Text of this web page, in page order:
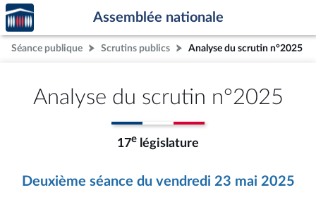
Aller au contenu
Aller en bas de la page
Accèder
à la
page
d'accueil
Assemblée nationale
Séance publique Scrutins publics Analyse du scrutin n°2025
Analyse du scrutin n°2025
17e législature
Deuxième séance du vendredi 23 mai 2025